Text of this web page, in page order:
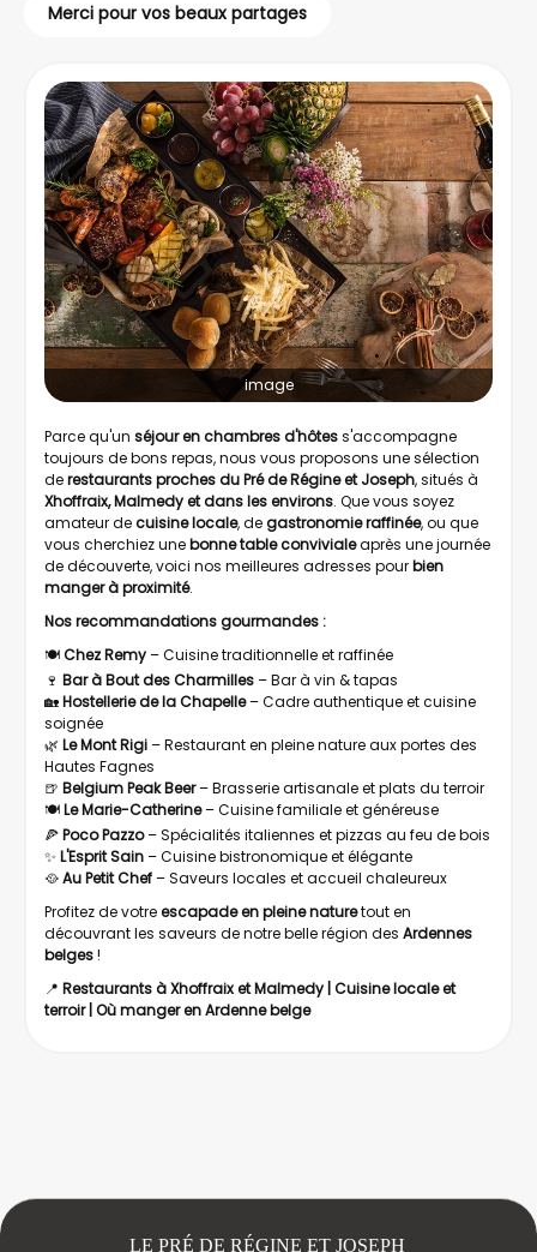
Merci pour vos beaux partages
image
Parce qu'un séjour en chambres d'hôtess'accompagne
toujours de bons repas, nous vous proposons une sélection
derestaurants proches du Pré de Régine et Joseph, situés à
Xhoffraix, Malmedy et dans les environs. Que vous soyez
amateur decuisine locale, degastronomie raffinée, ou que
vous cherchiez unebonne table convivialeaprès une journée
de découverte, voici nos meilleures adresses pourbien
manger à proximité.
Nos recommandations gourmandes :
🍽️Chez Remy – Cuisine traditionnelle et raffinée
🍷 Bar à Bout des Charmilles – Bar à vin & tapas
🏡Hostellerie de la Chapelle– Cadre authentique et cuisine
soignée
🌿Le Mont Rigi – Restaurant en pleine nature aux portes des
Hautes Fagnes
🍺 Belgium Peak Beer– Brasserie artisanale et plats du terroir
🍽️Le Marie-Catherine– Cuisine familiale et généreuse
🍕Poco Pazzo– Spécialités italiennes et pizzas au feu de bois
✨ L'Esprit Sain – Cuisine bistronomique et élégante
🥘Au Petit Chef – Saveurs locales et accueil chaleureux
Profitez de votreescapade en pleine naturetout en
découvrant les saveurs de notre belle région des Ardennes
belges!
📍 Restaurants à Xhoffraix et Malmedy | Cuisine locale et
terroir | Où manger en Ardenne belge
LE PRÉ DE RÉGINE ET JOSEPH